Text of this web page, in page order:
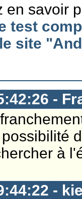
en savoir
test
site
-
à
-